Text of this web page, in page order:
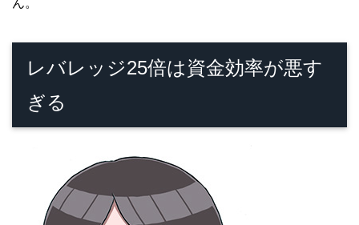
レバレッジ25倍は資金効率が悪す
ぎる